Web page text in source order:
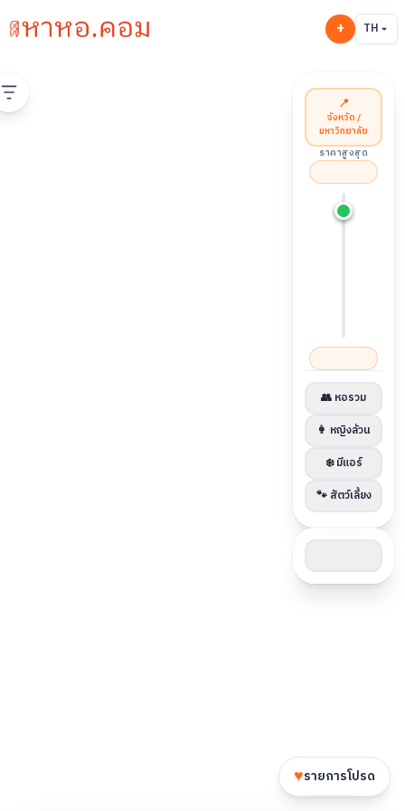
+ TH
📍
จังหวัด /
มหาวิทยาลัย
ราคาสูงสุด
👥 หอรวม
👩 หญิงล้วน
❄️ มีแอร์
🐾 สัตว์เลี้ยง
♥รายการโปรด